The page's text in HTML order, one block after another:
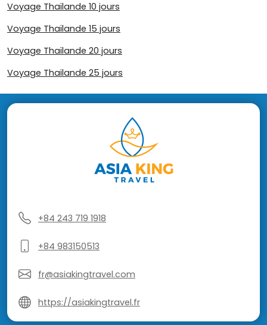
Voyage Thaïlande 10 jours
Voyage Thaïlande 15 jours
Voyage Thaïlande 20 jours
Voyage Thailande 25 jours
+84 243 719 1918
+84 983150513
fr@asiakingtravel.com
https://asiakingtravel.fr